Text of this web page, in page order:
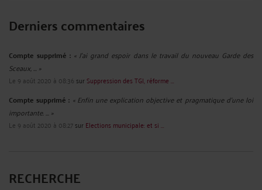
Derniers commentaires
Compte supprimé : « J'ai grand espoir dans le travail du nouveau Garde des
Sceaux, ... »
Le 9 août 2020 à 08:36 sur Suppression des TGI, réforme ...
Compte supprimé : « Enfin une explication objective et pragmatique d'une loi
importante. ... »
Le 9 août 2020 à 08:27sur Elections municipale: et si ...
RECHERCHE